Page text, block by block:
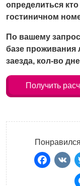
определиться
гостиничном
По вашему
базе
заезда, кол-во
Получить